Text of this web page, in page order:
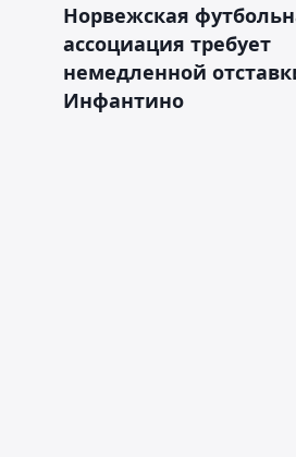
Норвежская
ассоциация требует
немедленной
Инфантино